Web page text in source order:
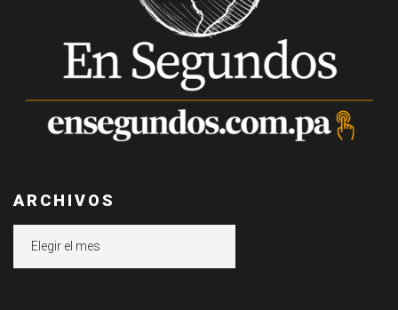
ARCHIVOS